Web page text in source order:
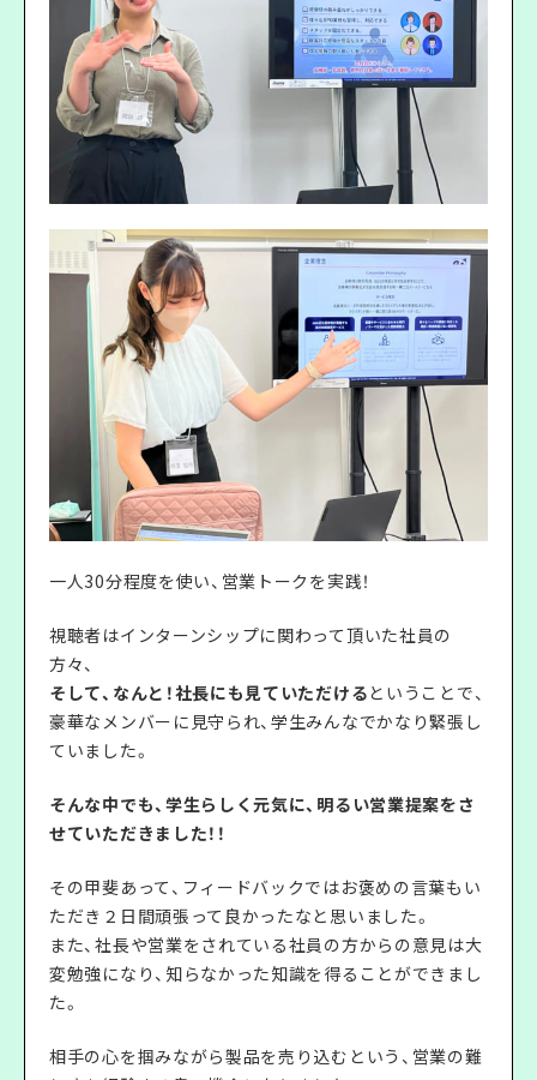
一人30分程度を使い、営業トークを実践！
視聴者はインターンシップに関わって頂いた社員の
方々、
そして、なんと！社長にも見ていただけるということで、
豪華なメンバーに見守られ、学生みんなでかなり緊張し
ていました。
そんな中でも、学生らしく元気に、明るい営業提案をさ
せていただきました！！
その甲斐あって、フィードバックではお褒めの言葉もい
ただき２日間頑張って良かったなと思いました。
また、社長や営業をされている社員の方からの意見は大
変勉強になり、知らなかった知識を得ることができまし
た。
相手の心を掴みながら製品を売り込むという、営業の難